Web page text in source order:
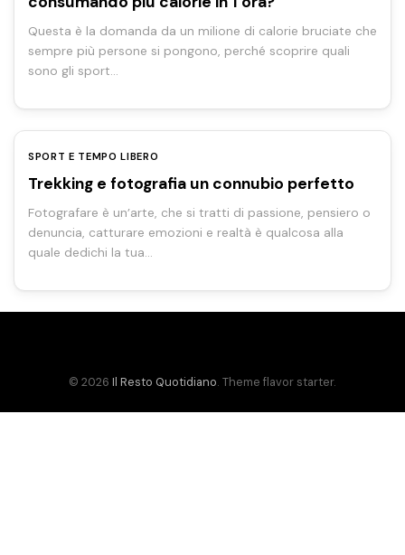
Questa è la domanda da un milione di calorie bruciate che
sempre più persone si pongono, perché scoprire quali
sono gli sport…
SPORT E TEMPO LIBERO
Trekking e fotografia un connubio perfetto
Fotografare è un’arte, che si tratti di passione, pensiero o
denuncia, catturare emozioni e realtà è qualcosa alla
quale dedichi la tua…
© 2026 Il Resto Quotidiano. Theme flavor starter.